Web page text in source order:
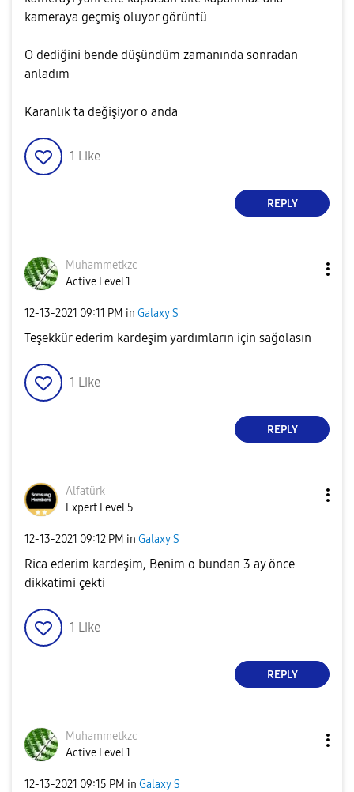
kameraya geçmiş oluyor görüntü
O dediğini bende düşündüm zamanında sonradan
anladım
Karanlık ta değişiyor o anda
1 Like
REPLY
Muhammetkzc
Active Level 1
‎12-13-2021 09:11 PM in Galaxy S
Teşekkür ederim kardeşim yardımların için sağolasın
1 Like
REPLY
Alfatürk
Expert Level 5
‎12-13-2021 09:12 PM in Galaxy S
Rica ederim kardeşim, Benim o bundan 3 ay önce
dikkatimi çekti
1 Like
REPLY
Muhammetkzc
Active Level 1
‎12-13-2021 09:15 PM in Galaxy S